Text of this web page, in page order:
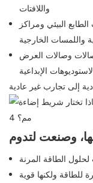
واللافتات
البيئي ومراكز
واللمسات الخارجية
وصالات العرض
الإبداعية
وصنعت لتدوم